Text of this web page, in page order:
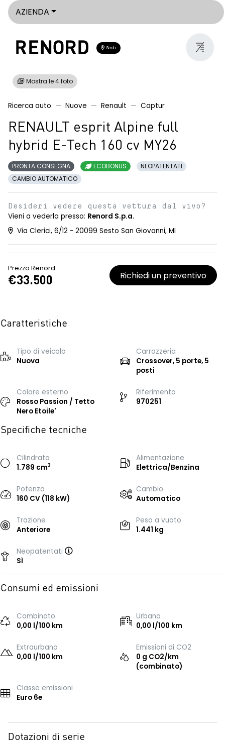
AZIENDA
Sedi
Mostra le 4 foto
Ricerca auto Nuove Renault Captur
RENAULT esprit Alpine full
hybrid E-Tech 160 cv MY26
PRONTA CONSEGNA ECOBONUS
NEOPATENTATI
CAMBIO AUTOMATICO
Desideri vedere questa vettura dal vivo?
Vieni a vederla presso: Renord S.p.a.
Via Clerici, 6/12 - 20099 Sesto San Giovanni, MI
Prezzo Renord
€33.500 Richiedi un preventivo
Caratteristiche
Tipo di veicolo
Nuova
Carrozzeria
Crossover, 5 porte, 5
posti
Colore esterno
Rosso Passion / Tetto
Nero Etoile'
Riferimento
970251
Specifiche tecniche
Cilindrata
1.789 cm3
Alimentazione
Elettrica/Benzina
Potenza
160 CV (118 kW)
Cambio
Automatico
Trazione
Anteriore
Peso a vuoto
1.441 kg
Neopatentati
Sì
Consumi ed emissioni
Combinato
0,00 l/100 km
Urbano
0,00 l/100 km
Extraurbano
0,00 l/100 km
Emissioni di CO2
0 g CO2/km
(combinato)
Classe emissioni
Euro 6e
Dotazioni di serie